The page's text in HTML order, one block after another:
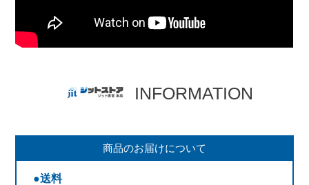
INFORMATION
商品のお届けについて
●送料